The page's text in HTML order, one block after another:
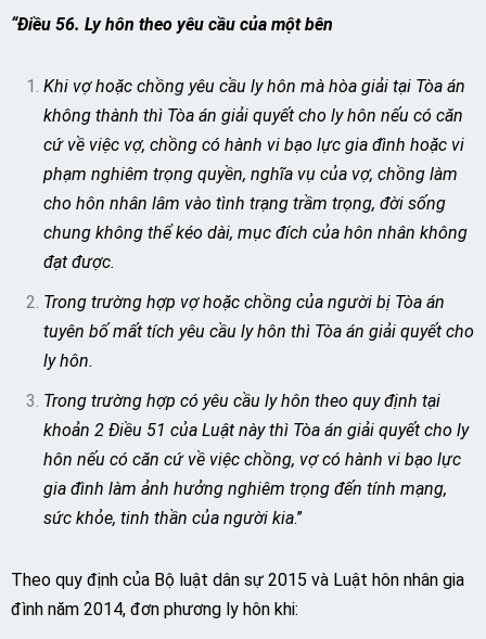
“Điều 56. Ly hôn theo yêu cầu của một bên
Khi vợ hoặc chồng yêu cầu ly hôn mà hòa giải tại Tòa án
không thành thì Tòa án giải quyết cho ly hôn nếu có căn
cứ về việc vợ, chồng có hành vi bạo lực gia đình hoặc vi
phạm nghiêm trọng quyền, nghĩa vụ của vợ, chồng làm
cho hôn nhân lâm vào tình trạng trầm trọng, đời sống
chung không thể kéo dài, mục đích của hôn nhân không
đạt được.
Trong trường hợp vợ hoặc chồng của người bị Tòa án
tuyên bố mất tích yêu cầu ly hôn thì Tòa án giải quyết cho
ly hôn.
Trong trường hợp có yêu cầu ly hôn theo quy định tại
khoản 2 Điều 51 của Luật này thì Tòa án giải quyết cho ly
hôn nếu có căn cứ về việc chồng, vợ có hành vi bạo lực
gia đình làm ảnh hưởng nghiêm trọng đến tính mạng,
sức khỏe, tinh thần của người kia.”
Theo quy định của Bộ luật dân sự 2015 và Luật hôn nhân gia
đình năm 2014, đơn phương ly hôn khi: